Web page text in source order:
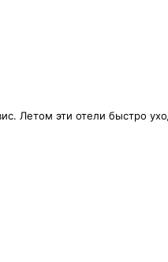
Летом эти отели быстро